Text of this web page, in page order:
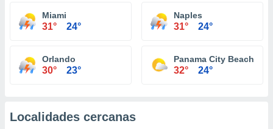
Miami
31° 24°
Naples
31° 24°
Orlando
30° 23°
Panama City Beach
32° 24°
Localidades cercanas